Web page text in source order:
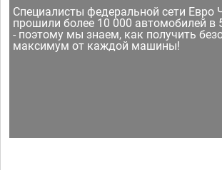
Специалисты федеральной сети Евро
прошили более 10 000 автомобилей в
- поэтому мы знаем, как получить
максимум от каждой машины!